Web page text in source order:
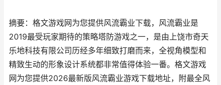
摘要：格文游戏网为您提供风流霸业下载，风流霸业是
2019最受玩家期待的策略塔防游戏之一，是由上饶市奇天
乐地科技有限公司历经多年细致打磨而来，全视角模型和
精致生动的形象设计系统都非常值得体验一番。格文游戏
网为您提供2026最新版风流霸业游戏下载地址，附最全风